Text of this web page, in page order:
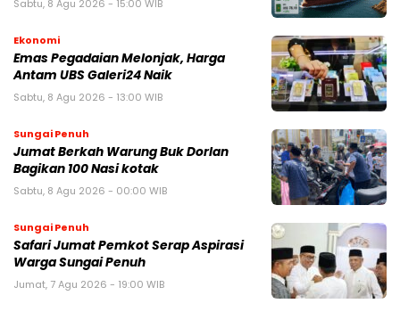
Sabtu, 8 Agu 2026 - 15:00 WIB
Ekonomi
Emas Pegadaian Melonjak, Harga
Antam UBS Galeri24 Naik
Sabtu, 8 Agu 2026 - 13:00 WIB
Sungai Penuh
Jumat Berkah Warung Buk Dorlan
Bagikan 100 Nasi kotak
Sabtu, 8 Agu 2026 - 00:00 WIB
Sungai Penuh
Safari Jumat Pemkot Serap Aspirasi
Warga Sungai Penuh
Jumat, 7 Agu 2026 - 19:00 WIB